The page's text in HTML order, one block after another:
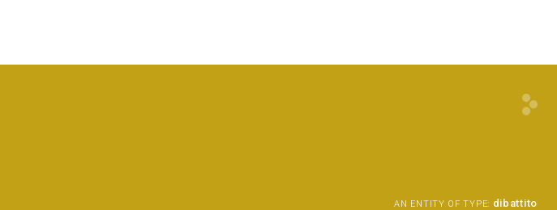
AN ENTITY OF TYPE: dibattito